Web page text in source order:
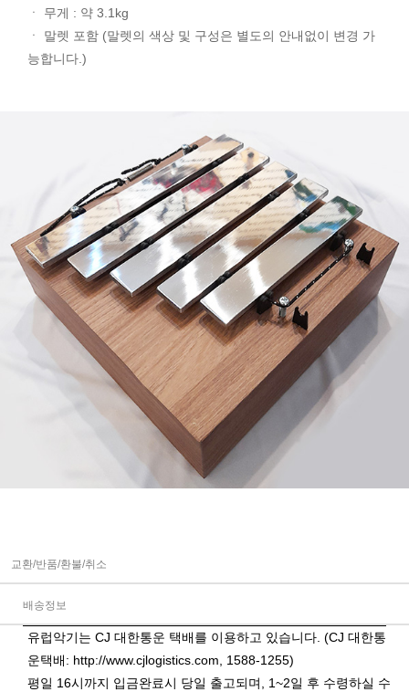
ㆍ 무게 : 약 3.1kg
ㆍ 말렛 포함 (말렛의 색상 및 구성은 별도의 안내없이 변경 가
능합니다.)
교환/반품/환불/취소
배송정보
유럽악기는 CJ 대한통운 택배를 이용하고 있습니다. (CJ 대한통
운택배: http://www.cjlogistics.com, 1588-1255)
평일 16시까지 입금완료시 당일 출고되며, 1~2일 후 수령하실 수